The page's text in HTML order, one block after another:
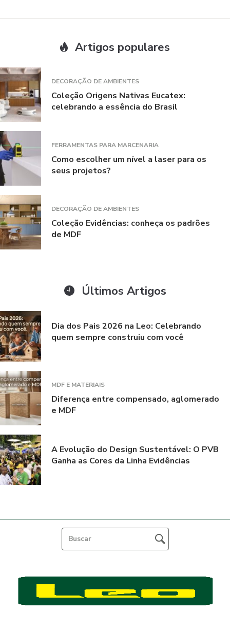
Artigos populares
DECORAÇÃO DE AMBIENTES
Coleção Origens Nativas Eucatex:
celebrando a essência do Brasil
FERRAMENTAS PARA MARCENARIA
Como escolher um nível a laser para os
seus projetos?
DECORAÇÃO DE AMBIENTES
Coleção Evidências: conheça os padrões
de MDF
Últimos Artigos
Dia dos Pais 2026 na Leo: Celebrando
quem sempre construiu com você
MDF E MATERIAIS
Diferença entre compensado, aglomerado
e MDF
A Evolução do Design Sustentável: O PVB
Ganha as Cores da Linha Evidências